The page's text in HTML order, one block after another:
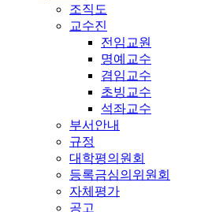
조직도
교수진
전임교원
명예교수
겸임교수
초빙교수
석좌교수
부서안내
규정
대학평의원회
등록금심의위원회
자체평가
공고